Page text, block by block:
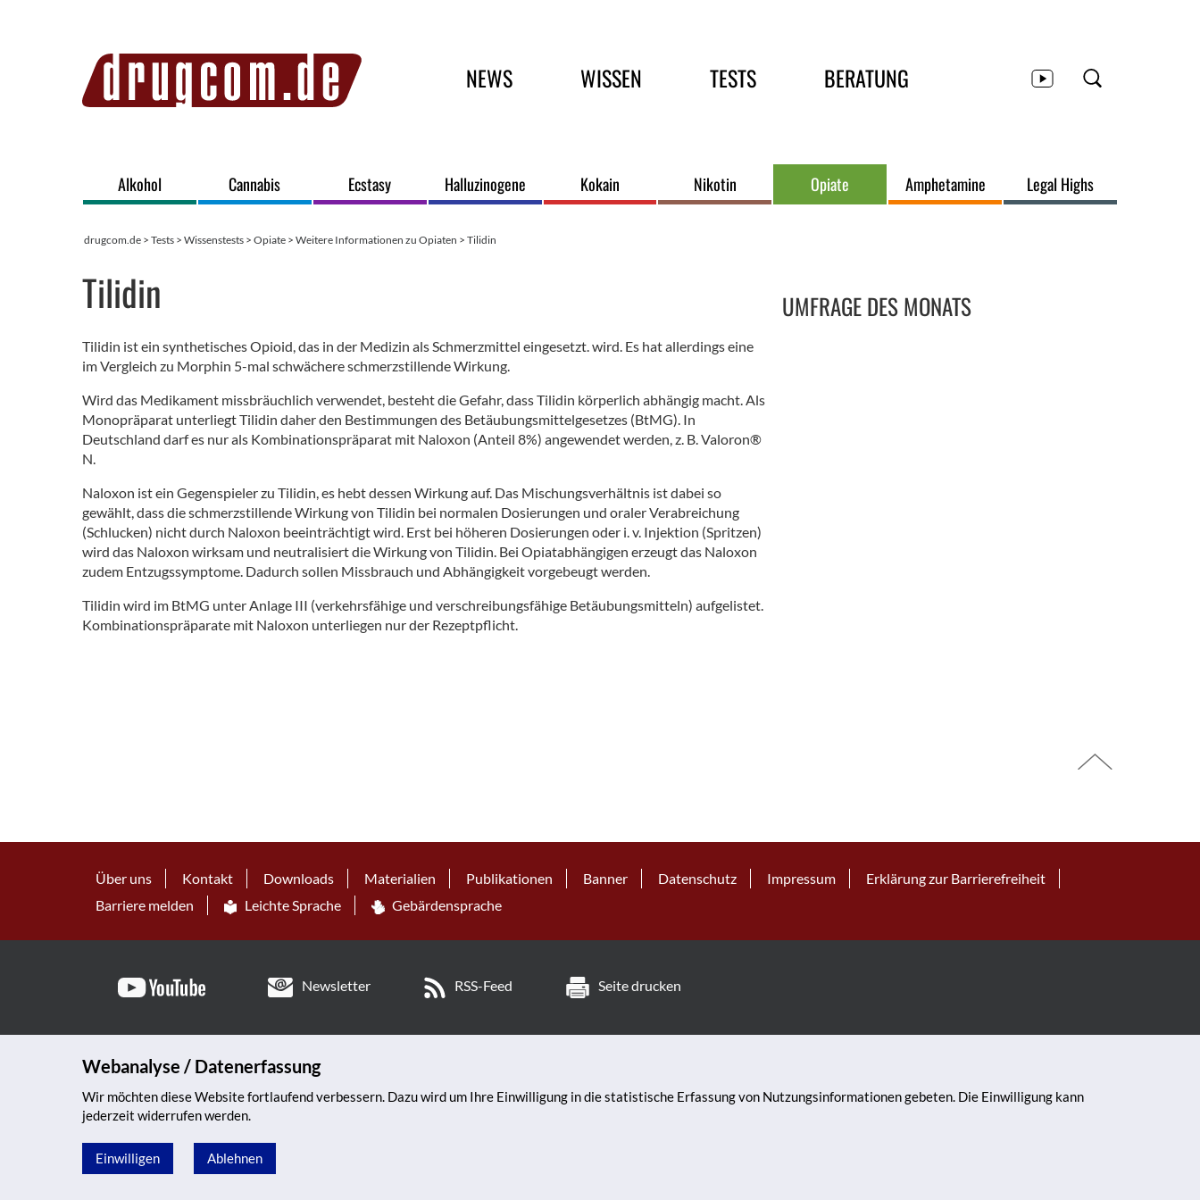
Hauptmenü
NEWS WISSEN TESTS BERATUNG
Alkohol Cannabis Ecstasy Halluzinogene Kokain Nikotin Opiate Amphetamine Legal Highs
drugcom.de > Tests > Wissenstests > Opiate > Weitere Informationen zu Opiaten > Tilidin
Tilidin
Tilidin ist ein synthetisches Opioid, das in der Medizin als Schmerzmittel eingesetzt. wird. Es hat allerdings eine
im Vergleich zu Morphin 5-mal schwächere schmerzstillende Wirkung.
Wird das Medikament missbräuchlich verwendet, besteht die Gefahr, dass Tilidin körperlich abhängig macht. Als
Monopräparat unterliegt Tilidin daher den Bestimmungen des Betäubungsmittelgesetzes (BtMG). In
Deutschland darf es nur als Kombinationspräparat mit Naloxon (Anteil 8%) angewendet werden, z. B. Valoron®
N.
Naloxon ist ein Gegenspieler zu Tilidin, es hebt dessen Wirkung auf. Das Mischungsverhältnis ist dabei so
gewählt, dass die schmerzstillende Wirkung von Tilidin bei normalen Dosierungen und oraler Verabreichung
(Schlucken) nicht durch Naloxon beeinträchtigt wird. Erst bei höheren Dosierungen oder i. v. Injektion (Spritzen)
wird das Naloxon wirksam und neutralisiert die Wirkung von Tilidin. Bei Opiatabhängigen erzeugt das Naloxon
zudem Entzugssymptome. Dadurch sollen Missbrauch und Abhängigkeit vorgebeugt werden.
Tilidin wird im BtMG unter Anlage III (verkehrsfähige und verschreibungsfähige Betäubungsmitteln) aufgelistet.
Kombinationspräparate mit Naloxon unterliegen nur der Rezeptpflicht.
UMFRAGE DES MONATS
Über uns Kontakt Downloads Materialien Publikationen Banner Datenschutz Impressum
Erklärung zur Barrierefreiheit
Barriere melden
Leichte Sprache Gebärdensprache
Newsletter RSS-Feed Seite drucken
Webanalyse / Datenerfassung
Wir möchten diese Website fortlaufend verbessern. Dazu wird um Ihre Einwilligung in die statistische Erfassung von Nutzungsinformationen gebeten. Die Einwilligung kann
jederzeit widerrufen werden.
Einwilligen Ablehnen